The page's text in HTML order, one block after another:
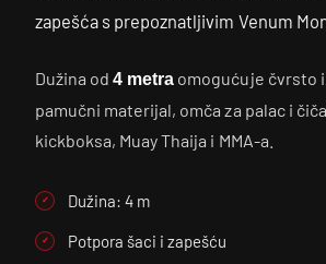
zapešća s prepoznatljivim Venum
Dužina od4 metra omogućuje čvrsto
pamučni materijal, omča za palac i
kickboksa, Muay Thaija i MMA-a.
Dužina: 4 m
Potpora šaci i zapešću